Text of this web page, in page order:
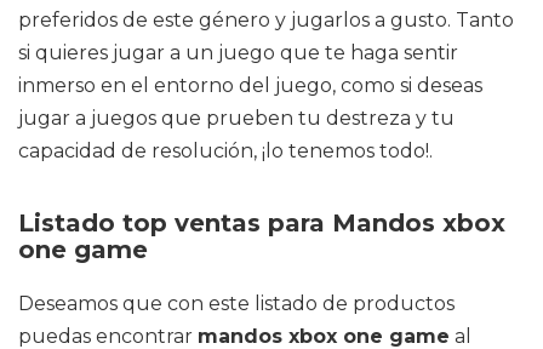
preferidos de este género y jugarlos a gusto. Tanto
si quieres jugar a un juego que te haga sentir
inmerso en el entorno del juego, como si deseas
jugar a juegos que prueben tu destreza y tu
capacidad de resolución, ¡lo tenemos todo!.
Listado top ventas para Mandos xbox
one game
Deseamos que con este listado de productos
puedas encontrar mandos xbox one game al